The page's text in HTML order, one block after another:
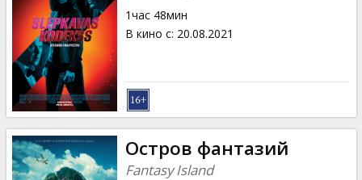
Кинозакуски
B2B
Клуб
1час 48мин
В кино с: 20.08.2021
Остров фантазий
Fantasy Island